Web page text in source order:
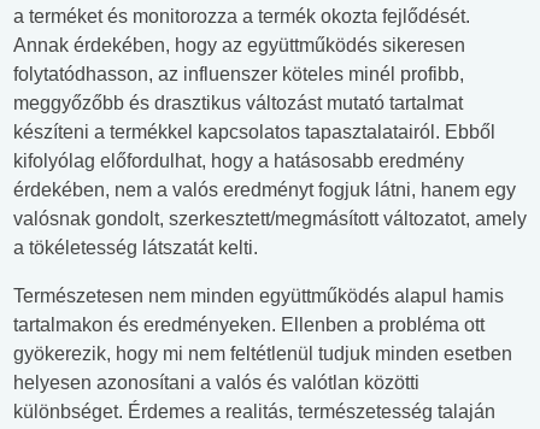
a terméket és monitorozza a termék okozta fejlődését.
Annak érdekében, hogy az együttműködés sikeresen
folytatódhasson, az influenszer köteles minél profibb,
meggyőzőbb és drasztikus változást mutató tartalmat
készíteni a termékkel kapcsolatos tapasztalatairól. Ebből
kifolyólag előfordulhat, hogy a hatásosabb eredmény
érdekében, nem a valós eredményt fogjuk látni, hanem egy
valósnak gondolt, szerkesztett/megmásított változatot, amely
a tökéletesség látszatát kelti.
Természetesen nem minden együttműködés alapul hamis
tartalmakon és eredményeken. Ellenben a probléma ott
gyökerezik, hogy mi nem feltétlenül tudjuk minden esetben
helyesen azonosítani a valós és valótlan közötti
különbséget. Érdemes a realitás, természetesség talaján